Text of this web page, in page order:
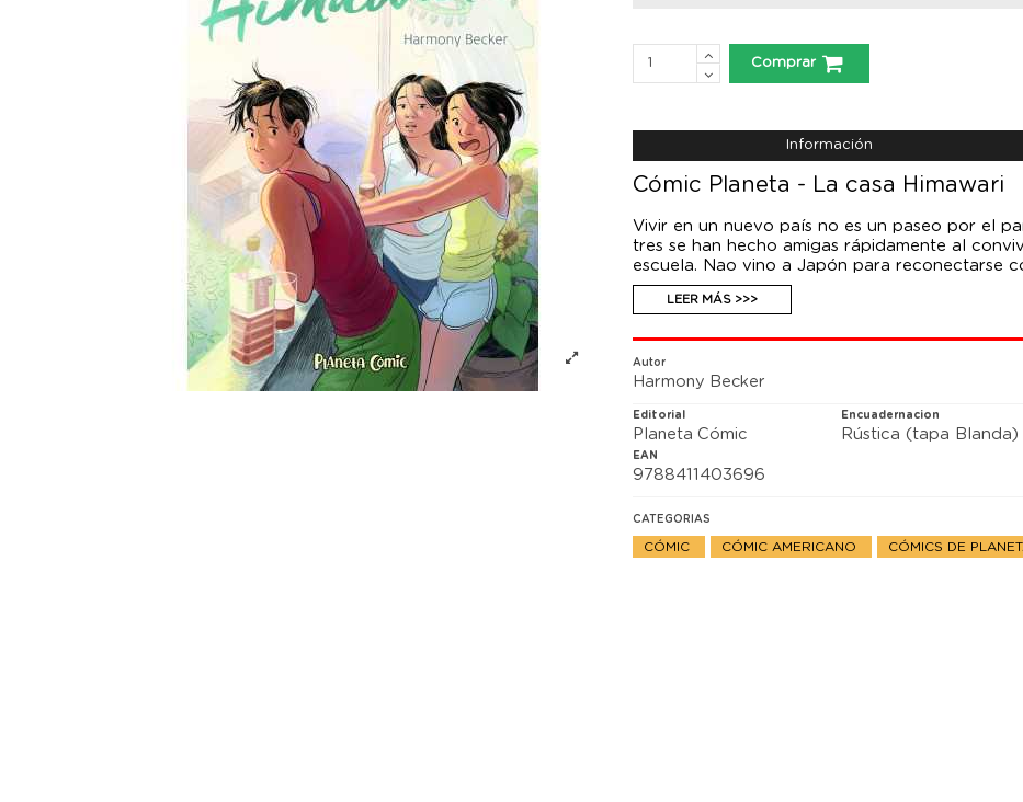
Comprar
Información
Cómic Planeta - La casa Himawari
Vivir en un nuevo país no es un paseo por el
tres se han hecho amigas rápidamente al
escuela. Nao vino a Japón para reconectarse
y Tina llegaron buscando la libertad y su
propias motivaciones y desafíos, todas lidian
LEER MÁS >>>
Autor
Harmony Becker
Editorial
Planeta Cómic
Encuadernacion
Rústica (tapa Blanda)
EAN
9788411403696
CATEGORIAS
CÓMIC CÓMIC AMERICANO CÓMICS DE